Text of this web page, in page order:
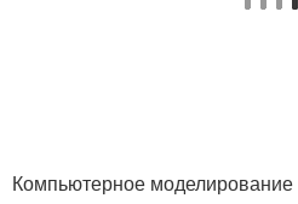
Компьютерное моделирование